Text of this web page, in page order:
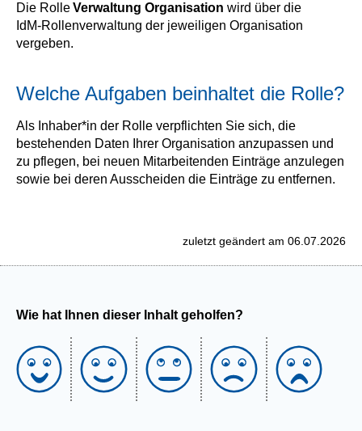
Die RolleVerwaltung Organisation wird über die
IdM‑Rollenverwaltung der jeweiligen Organisation
vergeben.
Welche Aufgaben beinhaltet die Rolle?
Als Inhaber*in der Rolle verpflichten Sie sich, die
bestehenden Daten Ihrer Organisation anzupassen und
zu pflegen, bei neuen Mitarbeitenden Einträge anzulegen
sowie bei deren Ausscheiden die Einträge zu entfernen.
zuletzt geändert am 06.07.2026
Wie hat Ihnen dieser Inhalt geholfen?